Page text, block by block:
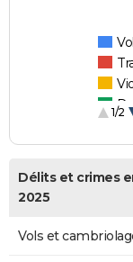
1/2
Délits et crimes
2025
Vols et